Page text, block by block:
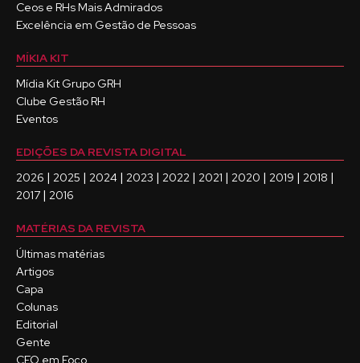
Ceos e RHs Mais Admirados
Excelência em Gestão de Pessoas
MÍKIA KIT
Mídia Kit Grupo GRH
Clube Gestão RH
Eventos
EDIÇÕES DA REVISTA DIGITAL
2026 | 2025 | 2024 | 2023 | 2022 | 2021 | 2020 | 2019 | 2018 |
2017 | 2016
MATÉRIAS DA REVISTA
Últimas matérias
Artigos
Capa
Colunas
Editorial
Gente